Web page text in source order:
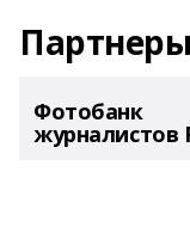
Партнеры
Фотобанк
журналистов